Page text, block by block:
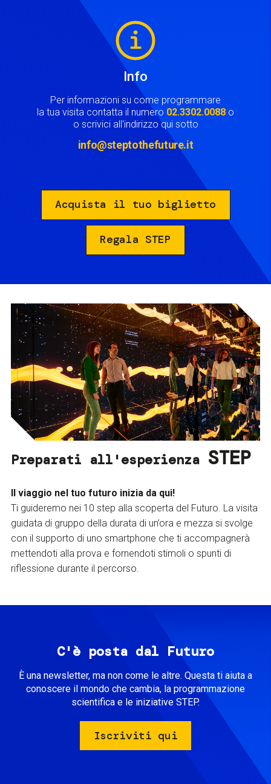
Info
Per informazioni su come programmare
la tua visita contatta il numero 02.3302.0088 o
o scrivici all'indirizzo qui sotto
info@steptothefuture.it
Acquista il tuo biglietto
Regala STEP
Preparati all'esperienza STEP
Il viaggio nel tuo futuro inizia da qui!
Ti guideremo nei 10 step alla scoperta del Futuro. La visita
guidata di gruppo della durata di un’ora e mezza si svolge
con il supporto di uno smartphone che ti accompagnerà
mettendoti alla prova e fornendoti stimoli o spunti di
riflessione durante il percorso.
C'è posta dal Futuro
È una newsletter, ma non come le altre. Questa ti aiuta a
conoscere il mondo che cambia, la programmazione
scientifica e le iniziative STEP.
Iscriviti qui